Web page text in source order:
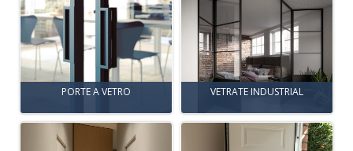
PORTE A VETRO VETRATE INDUSTRIAL